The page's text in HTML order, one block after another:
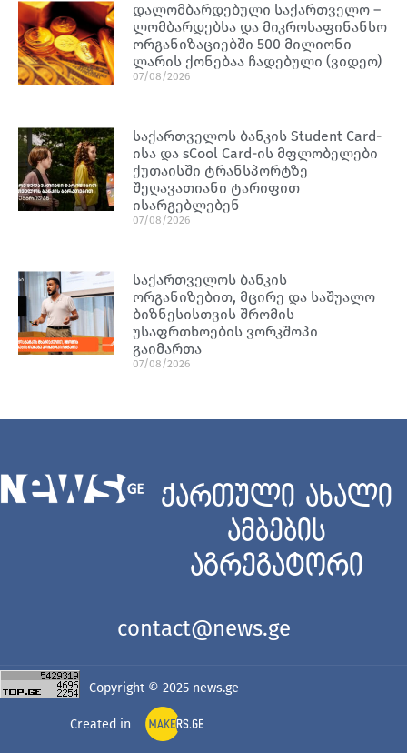
დალომბარდებული საქართველო –
ლომბარდებსა და მიკროსაფინანსო
ორგანიზაციებში 500 მილიონი
ლარის ქონებაა ჩადებული (ვიდეო)
07/08/2026
საქართველოს ბანკის Student Card-
ისა და sCool Card-ის მფლობელები
ქუთაისში ტრანსპორტზე
შეღავათიანი ტარიფით
ისარგებლებენ
07/08/2026
საქართველოს ბანკის
ორგანიზებით, მცირე და საშუალო
ბიზნესისთვის შრომის
უსაფრთხოების ვორკშოპი
გაიმართა
07/08/2026
ქართული ახალი
ამბების
აგრეგატორი
contact@news.ge
Copyright © 2025 news.ge
Created in